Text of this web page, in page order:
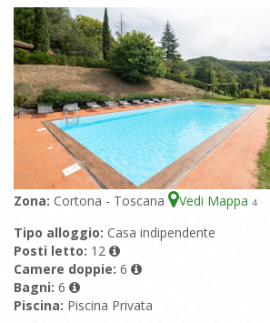
Zona: Cortona - Toscana Vedi Mappa 4
Tipo alloggio: Casa indipendente
Posti letto: 12
Camere doppie: 6
Bagni: 6
Piscina: Piscina Privata